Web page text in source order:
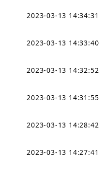
2023-03-13 14:34:31
2023-03-13 14:33:40
2023-03-13 14:32:52
2023-03-13 14:31:55
2023-03-13 14:28:42
2023-03-13 14:27:41